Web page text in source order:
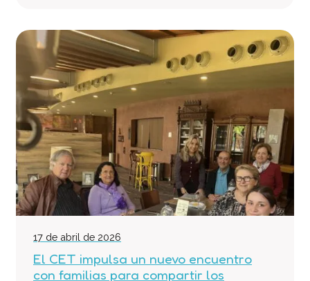
17 de abril de 2026
El CET impulsa un nuevo encuentro
con familias para compartir los